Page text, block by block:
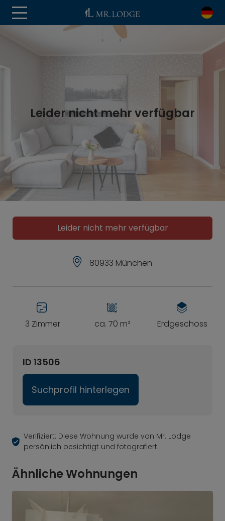
Leider nicht mehr verfügbar
Leider nicht mehr verfügbar
80933 München
3 Zimmer ca. 70 m² Erdgeschoss
ID 13506
Suchprofil hinterlegen
Verifiziert: Diese Wohnung wurde von Mr. Lodge
persönlich besichtigt und fotografiert.
Ähnliche Wohnungen